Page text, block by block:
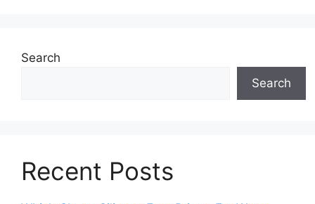
Search
Search
Recent Posts